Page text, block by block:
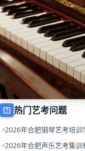
help_center 热门艺考问题
2026年合肥钢琴艺考培训
2026年合肥声乐艺考集训